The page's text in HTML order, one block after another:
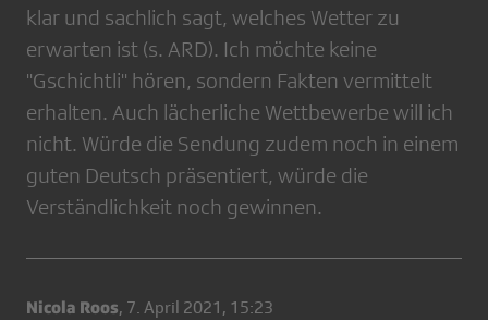
klar und sachlich sagt, welches Wetter zu
erwarten ist (s. ARD). Ich möchte keine
"Gschichtli" hören, sondern Fakten vermittelt
erhalten. Auch lächerliche Wettbewerbe will ich
nicht. Würde die Sendung zudem noch in einem
guten Deutsch präsentiert, würde die
Verständlichkeit noch gewinnen.
Nicola Roos, 7. April 2021, 15:23